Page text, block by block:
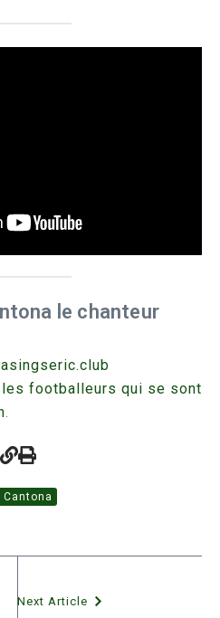
le chanteur
les footballeurs qui se sont
.
Cantona
Next Article